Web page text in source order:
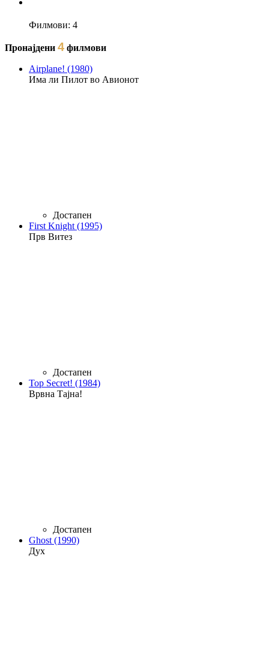
Филмови: 4
Пронајдени 4 филмови
Airplane! (1980)
Има ли Пилот во Авионот
Достапен
First Knight (1995)
Прв Витез
Достапен
Top Secret! (1984)
Врвна Тајна!
Достапен
Ghost (1990)
Дух